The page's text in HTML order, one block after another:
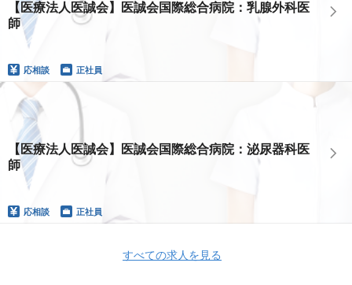
【医療法人医誠会】医誠会国際総合病院：乳腺外科医
師
応相談 正社員
【医療法人医誠会】医誠会国際総合病院：泌尿器科医
師
応相談 正社員
すべての求人を見る